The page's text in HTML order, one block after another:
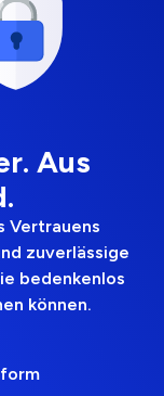
Aus
Vertrauens
zuverlässige
bedenkenlos
können.